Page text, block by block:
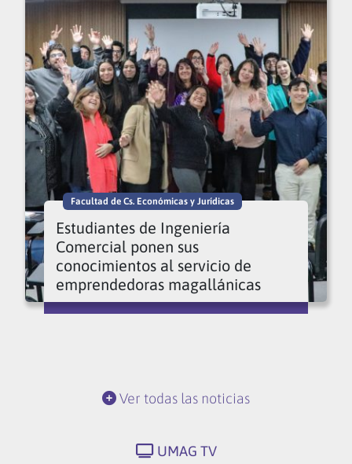
Facultad de Cs. Económicas y Jurídicas
Estudiantes de Ingeniería
Comercial ponen sus
conocimientos al servicio de
emprendedoras magallánicas
Ver todas las noticias
UMAG TV